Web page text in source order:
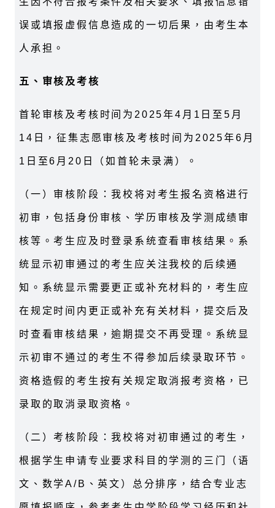
误或填报虚假信息造成的一切后果，由考生本
人承担。
五、审核及考核
首轮审核及考核时间为2025年4月1日至5月
14日，征集志愿审核及考核时间为2025年6月
1日至6月20日（如首轮未录满）。
（一）审核阶段：我校将对考生报名资格进行
初审，包括身份审核、学历审核及学测成绩审
核等。考生应及时登录系统查看审核结果。系
统显示初审通过的考生应关注我校的后续通
知。系统显示需要更正或补充材料的，考生应
在规定时间内更正或补充有关材料，提交后及
时查看审核结果，逾期提交不再受理。系统显
示初审不通过的考生不得参加后续录取环节。
资格造假的考生按有关规定取消报考资格，已
录取的取消录取资格。
（二）考核阶段：我校将对初审通过的考生，
根据学生申请专业要求科目的学测的三门（语
文、数学A/B、英文）总分排序，结合专业志